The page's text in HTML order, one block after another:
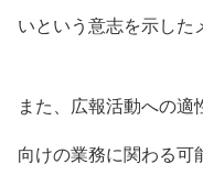
いという意志を示した
また、広報活動への
向けの業務に関わる可